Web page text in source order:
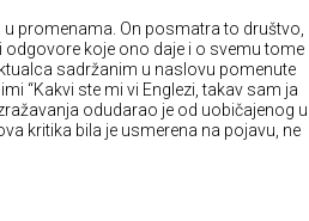
promenama. On posmatra to društvo,
odgovore koje ono daje i o svemu tome
sadržanim u naslovu pomenute
“Kakvi ste mi vi Englezi, takav sam ja
odudarao je od uobičajenog u
kritika bila je usmerena na pojavu, ne